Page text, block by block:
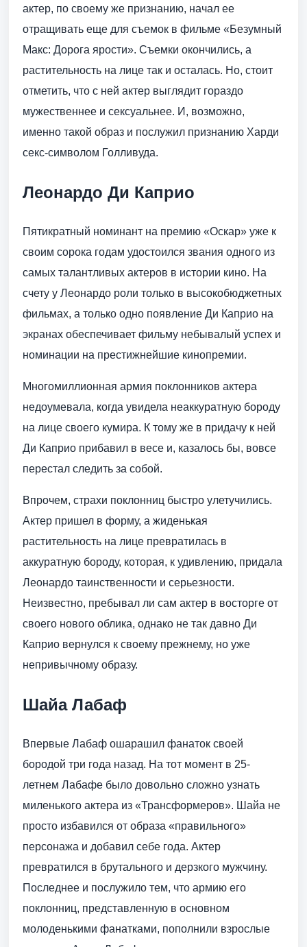
актер, по своему же признанию, начал ее
отращивать еще для съемок в фильме «Безумный
Макс: Дорога ярости». Съемки окончились, а
растительность на лице так и осталась. Но, стоит
отметить, что с ней актер выглядит гораздо
мужественнее и сексуальнее. И, возможно,
именно такой образ и послужил признанию Харди
секс-символом Голливуда.
Леонардо Ди Каприо
Пятикратный номинант на премию «Оскар» уже к
своим сорока годам удостоился звания одного из
самых талантливых актеров в истории кино. На
счету у Леонардо роли только в высокобюджетных
фильмах, а только одно появление Ди Каприо на
экранах обеспечивает фильму небывалый успех и
номинации на престижнейшие кинопремии.
Многомиллионная армия поклонников актера
недоумевала, когда увидела неаккуратную бороду
на лице своего кумира. К тому же в придачу к ней
Ди Каприо прибавил в весе и, казалось бы, вовсе
перестал следить за собой.
Впрочем, страхи поклонниц быстро улетучились.
Актер пришел в форму, а жиденькая
растительность на лице превратилась в
аккуратную бороду, которая, к удивлению, придала
Леонардо таинственности и серьезности.
Неизвестно, пребывал ли сам актер в восторге от
своего нового облика, однако не так давно Ди
Каприо вернулся к своему прежнему, но уже
непривычному образу.
Шайа Лабаф
Впервые Лабаф ошарашил фанаток своей
бородой три года назад. На тот момент в 25-
летнем Лабафе было довольно сложно узнать
миленького актера из «Трансформеров». Шайа не
просто избавился от образа «правильного»
персонажа и добавил себе года. Актер
превратился в брутального и дерзкого мужчину.
Последнее и послужило тем, что армию его
поклонниц, представленную в основном
молоденькими фанатками, пополнили взрослые